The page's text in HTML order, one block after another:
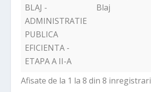
BLAJ -
ADMINISTRATIE
PUBLICA
EFICIENTA -
ETAPA A II-A
Blaj
Afisate de la 1 la 8 din 8 inregistrari